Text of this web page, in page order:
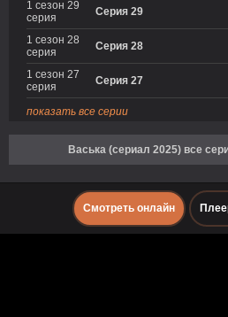
1 сезон 29
серия
Серия 29
1 сезон 28
серия
Серия 28
1 сезон 27
серия
Серия 27
показать все серии
Васька (сериал 2025) все
Смотреть онлайн